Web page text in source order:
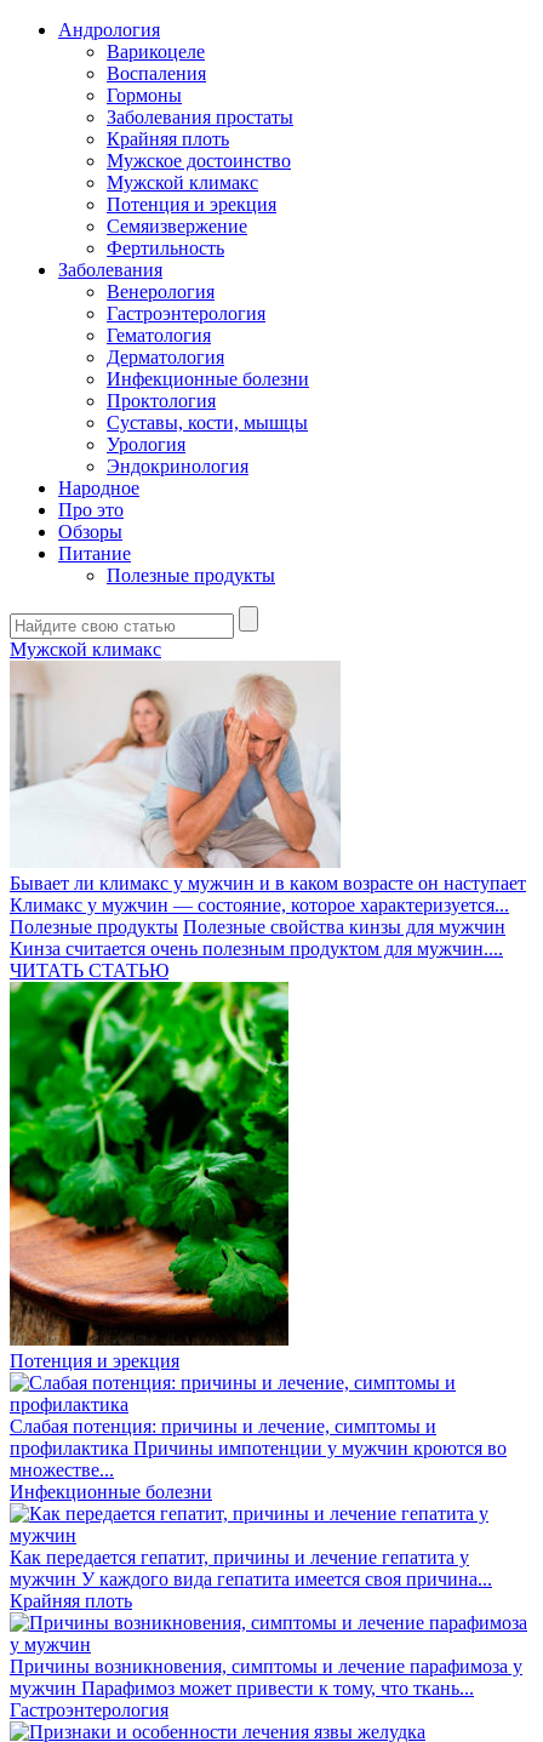
Андрология
Варикоцеле
Воспаления
Гормоны
Заболевания простаты
Крайняя плоть
Мужское достоинство
Мужской климакс
Потенция и эрекция
Семяизвержение
Фертильность
Заболевания
Венерология
Гастроэнтерология
Гематология
Дерматология
Инфекционные болезни
Проктология
Суставы, кости, мышцы
Урология
Эндокринология
Народное
Про это
Обзоры
Питание
Полезные продукты
Мужской климакс
Бывает ли климакс у мужчин и в каком возрасте он наступает
Климакс у мужчин — состояние, которое характеризуется...
Полезные продукты Полезные свойства кинзы для мужчин
Кинза считается очень полезным продуктом для мужчин....
ЧИТАТЬ СТАТЬЮ
Потенция и эрекция
Слабая потенция: причины и лечение, симптомы и
профилактика Причины импотенции у мужчин кроются во
множестве...
Инфекционные болезни
Как передается гепатит, причины и лечение гепатита у
мужчин У каждого вида гепатита имеется своя причина...
Крайняя плоть
Причины возникновения, симптомы и лечение парафимоза у
мужчин Парафимоз может привести к тому, что ткань...
Гастроэнтерология